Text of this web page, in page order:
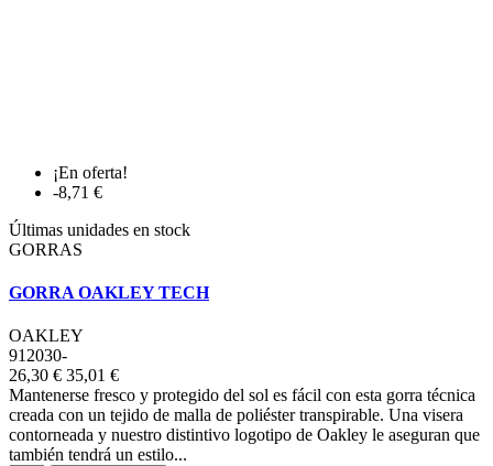
¡En oferta!
-8,71 €
Últimas unidades en stock
GORRAS
GORRA OAKLEY TECH
OAKLEY
912030-
26,30 € 35,01 €
Mantenerse fresco y protegido del sol es fácil con esta gorra técnica
creada con un tejido de malla de poliéster transpirable. Una visera
contorneada y nuestro distintivo logotipo de Oakley le aseguran que
también tendrá un estilo...